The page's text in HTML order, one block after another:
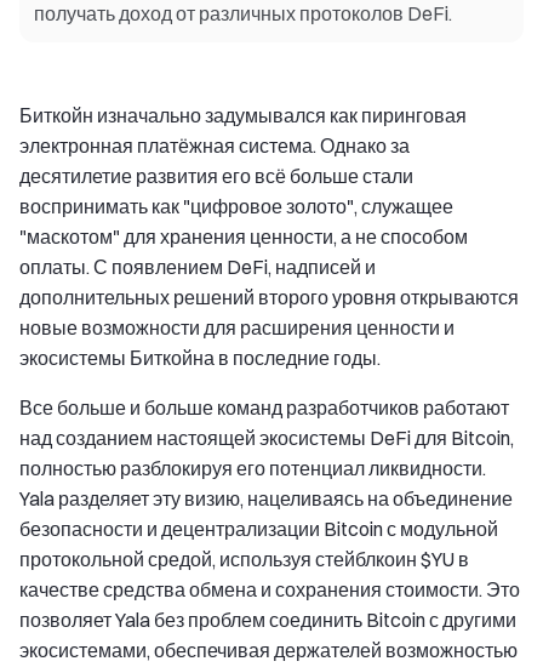
получать доход от различных протоколов DeFi.
Биткойн изначально задумывался как пиринговая
электронная платёжная система. Однако за
десятилетие развития его всё больше стали
воспринимать как "цифровое золото", служащее
"маскотом" для хранения ценности, а не способом
оплаты. С появлением DeFi, надписей и
дополнительных решений второго уровня открываются
новые возможности для расширения ценности и
экосистемы Биткойна в последние годы.
Все больше и больше команд разработчиков работают
над созданием настоящей экосистемы DeFi для Bitcoin,
полностью разблокируя его потенциал ликвидности.
Yala разделяет эту визию, нацеливаясь на объединение
безопасности и децентрализации Bitcoin с модульной
протокольной средой, используя стейблкоин $YU в
качестве средства обмена и сохранения стоимости. Это
позволяет Yala без проблем соединить Bitcoin с другими
экосистемами, обеспечивая держателей возможностью